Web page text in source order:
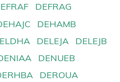
DEFRAG
DEHAMB
DELEJA
DELEJB
DENUEB
DEROUA